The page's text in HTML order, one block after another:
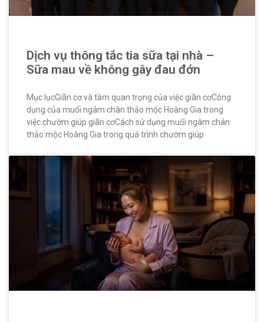
Dịch vụ thông tắc tia sữa tại nhà –
Sữa mau về không gây đau đớn
Mục lụcGiãn cơ và tầm quan trọng của việc giãn cơCông
dụng của muối ngâm chân thảo mộc Hoàng Gia trong
việc chườm giúp giãn cơCách sử dụng muối ngâm chân
thảo mộc Hoàng Gia trong quá trình chườm giúp